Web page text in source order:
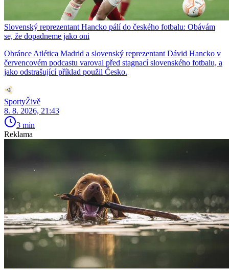
Slovenský reprezentant Hancko pálí do českého fotbalu: Obávám
se, že dopadneme jako oni
Obránce Atlética Madrid a slovenský reprezentant Dávid Hancko v
červencovém podcastu varoval před stagnací slovenského fotbalu, a
jako odstrašující příklad použil Česko.
SportyŽivě
8. 8. 2026, 21:43
3 min
Reklama